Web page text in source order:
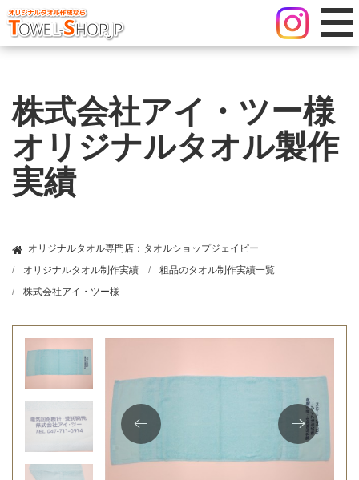
株式会社アイ・ツー様
オリジナルタオル製作
実績
オリジナルタオル専門店：タオルショップジェイピー
オリジナルタオル制作実績
粗品のタオル制作実績一覧
株式会社アイ・ツー様